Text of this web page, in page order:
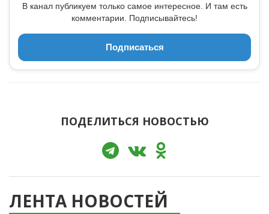
В канал публикуем только самое интересное. И там есть
комментарии. Подписывайтесь!
Подписаться
ПОДЕЛИТЬСЯ НОВОСТЬЮ
ЛЕНТА НОВОСТЕЙ